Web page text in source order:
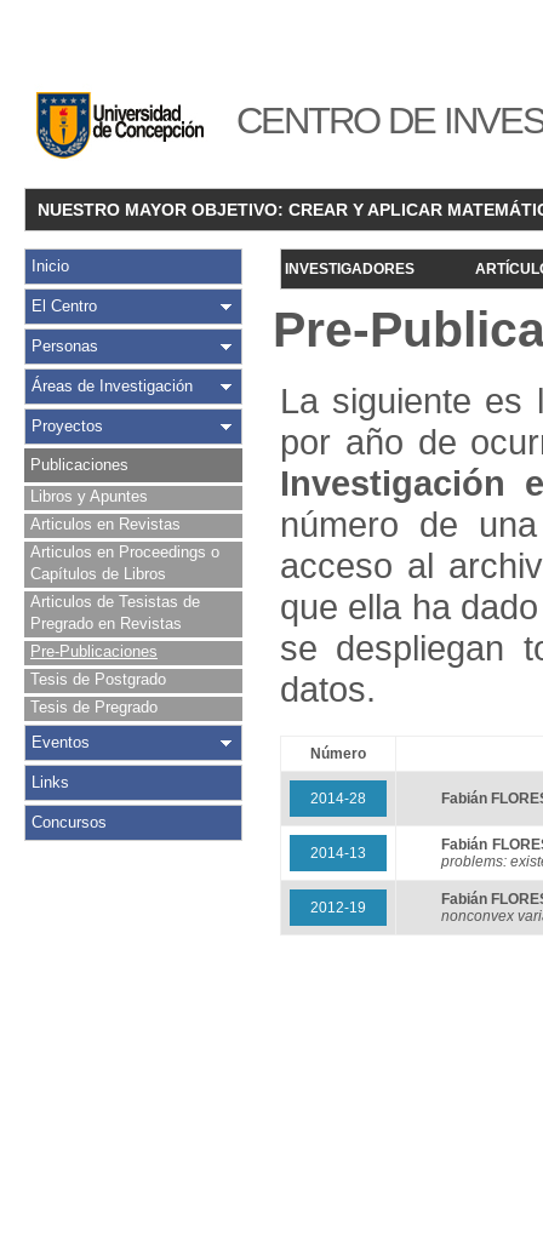
CENTRO DE
NUESTRO MAYOR OBJETIVO: CREAR Y APLICAR
Inicio
El Centro
Personas
Áreas de Investigación
Proyectos
Publicaciones
Libros y Apuntes
Articulos en Revistas
Articulos en Proceedings o
Capítulos de Libros
Articulos de Tesistas de
Pregrado en Revistas
Pre-Publicaciones
Tesis de Postgrado
Tesis de Pregrado
Eventos
Links
Concursos
INVESTIGADORES
Pre-
La siguiente es
por año de
Investigación
número de
acceso al
que ella ha
se despliegan
datos.
Número
2014-28 Fabián
2014-13
Fabián
problems:
2012-19
Fabián
nonconvex